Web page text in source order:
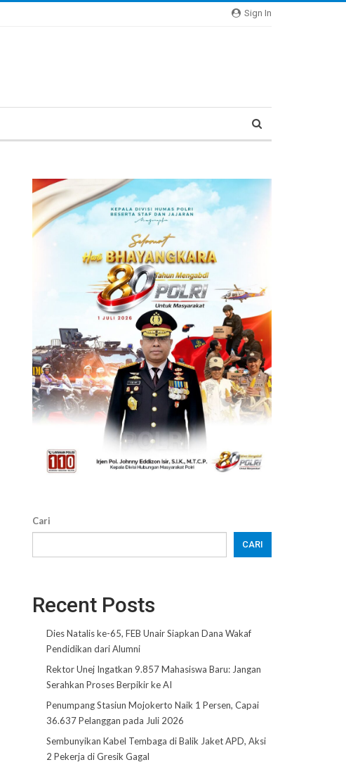
Sign In
Cari
CARI
Recent Posts
Dies Natalis ke-65, FEB Unair Siapkan Dana Wakaf
Pendidikan dari Alumni
Rektor Unej Ingatkan 9.857 Mahasiswa Baru: Jangan
Serahkan Proses Berpikir ke AI
Penumpang Stasiun Mojokerto Naik 1 Persen, Capai
36.637 Pelanggan pada Juli 2026
Sembunyikan Kabel Tembaga di Balik Jaket APD, Aksi
2 Pekerja di Gresik Gagal